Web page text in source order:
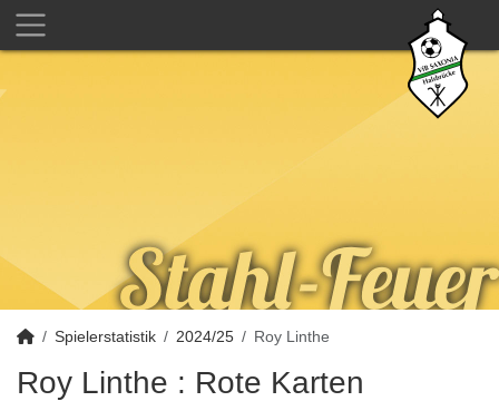
Spielerstatistik 2024/25 Roy Linthe
Roy Linthe : Rote Karten